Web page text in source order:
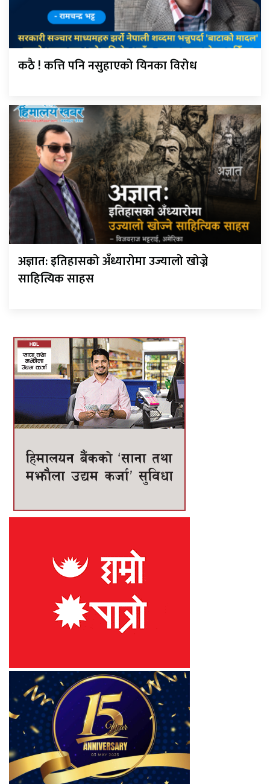
कठै ! कत्ति पनि नसुहाएको यिनका विरोध
अज्ञात: इतिहासको अँध्यारोमा उज्यालो खोज्ने
साहित्यिक साहस